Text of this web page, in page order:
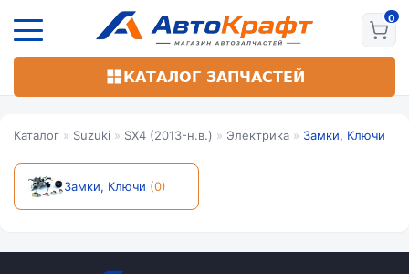
основному
КАТАЛОГ ЗАПЧАСТЕЙ
Каталог » Suzuki » SX4 (2013-н.в.) » Электрика » Замки, Ключи
Замки, Ключи (0)